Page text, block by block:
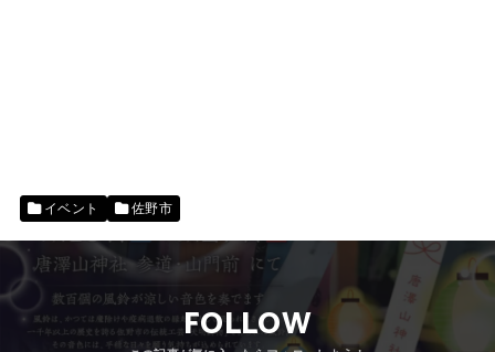
イベント 佐野市
FOLLOW